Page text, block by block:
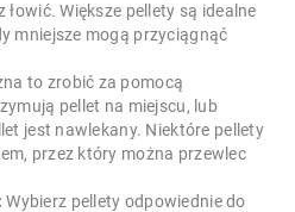
Większe pellety są idealne
mniejsze mogą przyciągnąć
to zrobić za pomocą
pellet na miejscu, lub
jest nawlekany. Niektóre pellety
przez który można przewlec
Wybierz pellety odpowiednie do